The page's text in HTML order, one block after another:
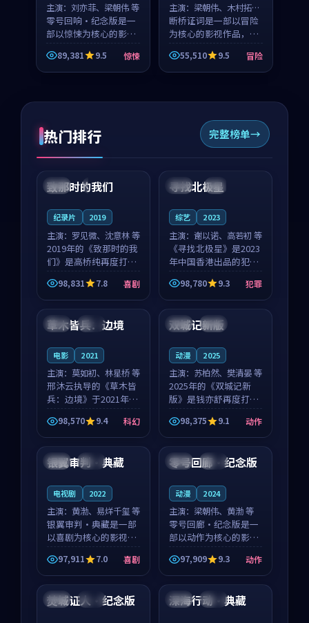
主演： 刘亦菲、梁朝伟 等
零号回响·纪念版是一
部以惊悚为核心的影视
作品，围绕危机、反转
与人物成长展开，整体
节奏紧凑，值得推荐观
89,381 9.5 惊悚
主演： 梁朝伟、木村拓哉
等
断桥证词是一部以冒险
为核心的影视作品，围
绕危机、反转与人物成
长展开，整体节奏紧
凑，值得推荐观看。
55,510 9.5 冒险
热门排行 完整榜单
中国 4K
99:22
致那时的我们
纪录片 2019
主演： 罗见微、沈意林 等
2019年的《致那时的我
们》是高桥纯再度打磨
的喜剧佳作。中国大陆
的取景与都市寓言的氛
围相互成就，罗见微与
沈意林的对手戏自然克
制，让整部影片在悬
98,831 7.8 喜剧
中国 4K
99:18
寻找北极星
综艺 2023
主演： 谢以诺、高若初 等
《寻找北极星》是2023
年中国香港出品的犯罪
新作，主创团队希望用
公路冒险的故事让观众
停下来想一想。谢以诺
领衔，高若初担任重要
角色，戚南柯的叙事
98,780 9.3 犯罪
泰国 独播
草木皆兵：边境
电影 2021
主演： 莫如初、林星桥 等
邢沐云执导的《草木皆
兵：边境》于2021年面
世，泰国的城市气质与
校园青春的人物心境共
同构筑了影片基调。莫
如初、林星桥用细腻的
表演撑起整部科幻电
98,570 9.4 科幻
中国 独播
双城记新版
动漫 2025
主演： 苏柏然、樊清晏 等
2025年的《双城记新
版》是钱亦舒再度打磨
的动作佳作。中国大陆
的取景与沙漠探险的氛
围相互成就，苏柏然与
樊清晏的对手戏自然克
制，让整部影片在悬念
98,375 9.1 动作
日本 独播
银翼审判·典藏
电视剧 2022
主演： 黄渤、易烊千玺 等
银翼审判·典藏是一部
以喜剧为核心的影视作
品，围绕危机、反转与
人物成长展开，整体节
奏紧凑，值得推荐观
看。
97,911 7.0 喜剧
日本 完结
零号回廊·纪念版
动漫 2024
主演： 梁朝伟、黄渤 等
零号回廊·纪念版是一
部以动作为核心的影视
作品，围绕危机、反转
与人物成长展开，整体
节奏紧凑，值得推荐观
看。
97,909 9.3 动作
中国 独播
焚城证人·纪念版 中国 独播
深海行动·典藏